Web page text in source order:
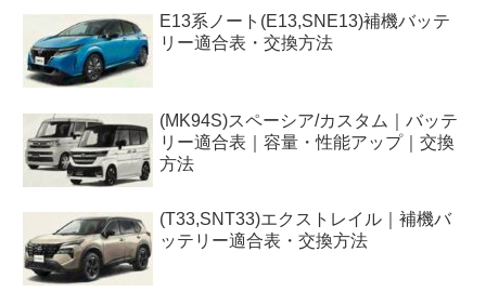
E13系ノート(E13,SNE13)補機バッテ
リー適合表・交換方法
(MK94S)スペーシア/カスタム｜バッテ
リー適合表｜容量・性能アップ｜交換
方法
(T33,SNT33)エクストレイル｜補機バ
ッテリー適合表・交換方法